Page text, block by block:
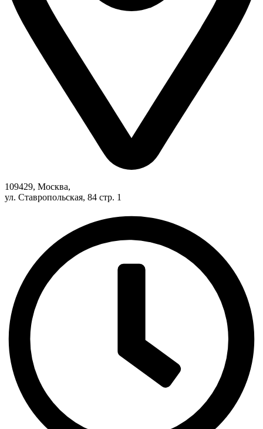
109429, Москва,
ул. Ставропольская, 84 стр. 1